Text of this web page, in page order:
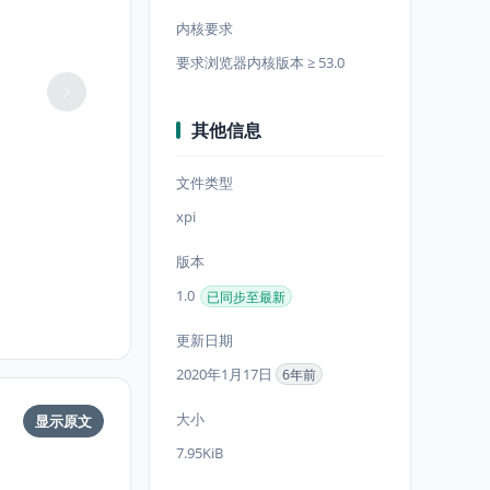
显示原文
内核要求
要求浏览器内核版本 ≥ 53.0
其他信息
文件类型
xpi
版本
1.0
已同步至最新
更新日期
2020年1月17日
6年前
大小
7.95KiB